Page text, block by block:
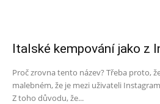
Italské kempování jako z
Proč zrovna tento název? Třeba proto,
malebném, že je mezi uživateli
Z toho důvodu, že...